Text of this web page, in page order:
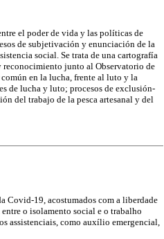
el poder de vida y las políticas de
de subjetivación y enunciación de la
social. Se trata de una cartografía
reconocimiento junto al Observatorio de
en la lucha, frente al luto y la
de lucha y luto; procesos de exclusión-
del trabajo de la pesca artesanal y del
Covid-19, acostumados com a liberdade
entre o isolamento social e o trabalho
assistenciais, como auxílio emergencial,